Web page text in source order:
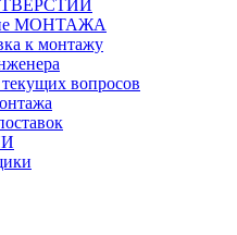
МОНТАЖА
к монтажу
вопросов